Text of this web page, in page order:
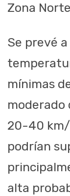
Zona
Se prevé
mínimas
moderado
20-40 km/
podrían
alta